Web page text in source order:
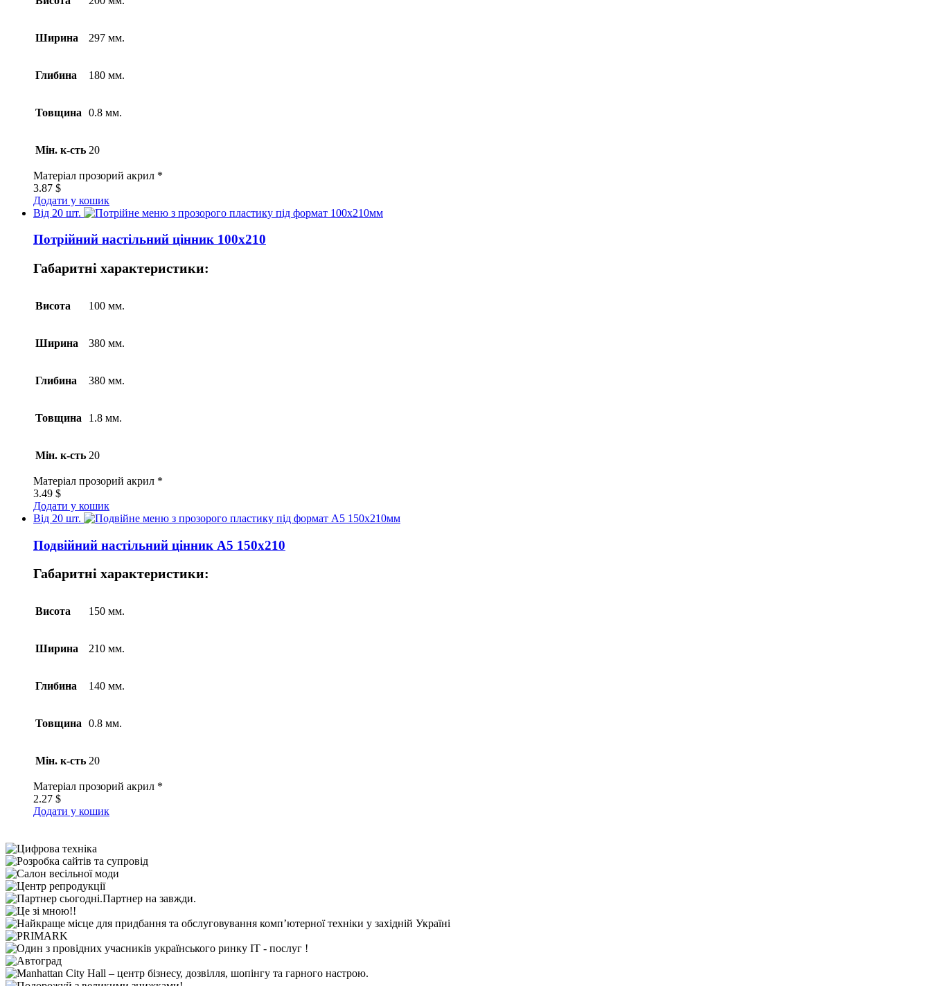
Ширина 297 мм.
Глибина 180 мм.
Товщина 0.8 мм.
Мін. к-сть 20
Матеріал прозорий акрил *
3.87 $
Додати у кошик
Від 20 шт.
Потрійний настільний цінник 100х210
Габаритні характеристики:
Висота 100 мм.
Ширина 380 мм.
Глибина 380 мм.
Товщина 1.8 мм.
Мін. к-сть 20
Матеріал прозорий акрил *
3.49 $
Додати у кошик
Від 20 шт.
Подвійний настільний цінник А5 150х210
Габаритні характеристики:
Висота 150 мм.
Ширина 210 мм.
Глибина 140 мм.
Товщина 0.8 мм.
Мін. к-сть 20
Матеріал прозорий акрил *
2.27 $
Додати у кошик